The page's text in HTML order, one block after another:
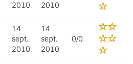
2010
2010
14
sept.
2010
14
sept.
2010
0/0